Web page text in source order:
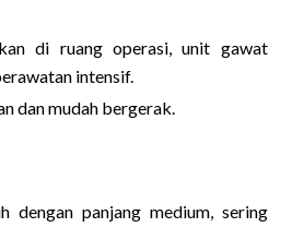
di ruang operasi, unit gawat
intensif.
dan mudah bergerak.
dengan panjang medium, sering